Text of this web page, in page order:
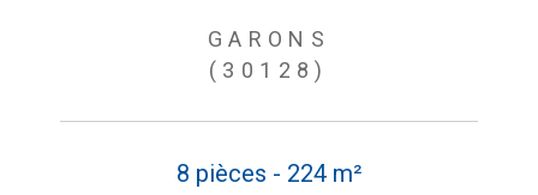
GARONS
(30128)
8 pièces - 224 m²